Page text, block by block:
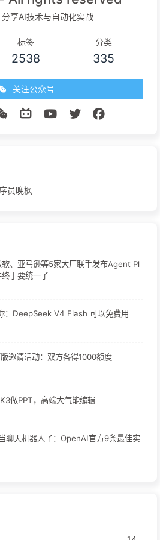
享AI技术与自动化实战
标签
2538
分类
335
关注公众号
员晚枫
、亚马逊等5家大厂联手发布Agent Pl
于要统一了
：DeepSeek V4 Flash 可以免费用
邀请活动：双方各得1000额度
做PPT，高端大气能编辑
聊天机器人了：OpenAI官方9条最佳实